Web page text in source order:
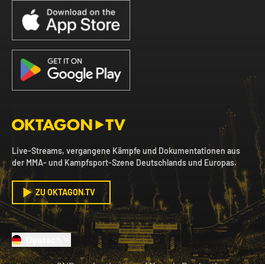
Live-Streams, vergangene Kämpfe und Dokumentationen aus
der MMA- und Kampfsport-Szene Deutschlands und Europas.
ZU OKTAGON.TV